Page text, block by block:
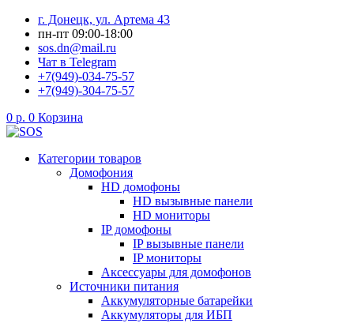
Перейти
содержимому
г. Донецк, ул. Артема 43
пн-пт 09:00-18:00
sos.dn@mail.ru
Чат в Telegram
+7(949)-034-75-57
+7(949)-304-75-57
0 р. 0 Корзина
Категории товаров
Домофония
HD домофоны
HD вызывные панели
HD мониторы
IP домофоны
IP вызывные панели
IP мониторы
Аксессуары для домофонов
Источники питания
Аккумуляторные батарейки
Аккумуляторы для ИБП